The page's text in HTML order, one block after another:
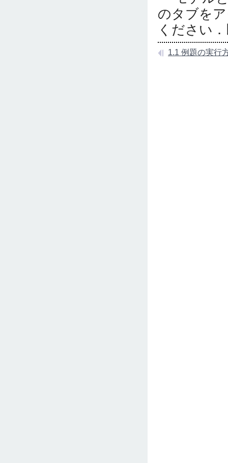
のタブを
ください
1.1 例題の実行